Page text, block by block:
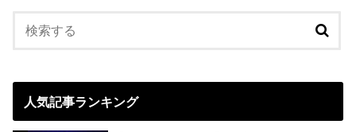
人気記事ランキング